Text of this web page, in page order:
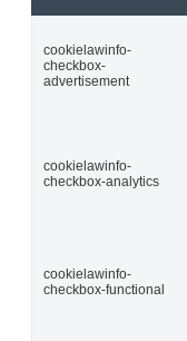
cookielawinfo-
checkbox-
advertisement
cookielawinfo-
checkbox-analytics
cookielawinfo-
checkbox-functional